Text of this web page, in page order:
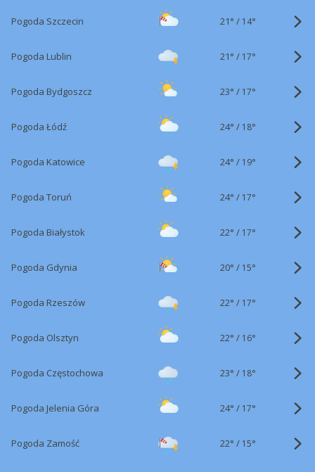
Pogoda Szczecin 21° / 14°
Pogoda Lublin 21° / 17°
Pogoda Bydgoszcz 23° / 17°
Pogoda Łódź 24° / 18°
Pogoda Katowice 24° / 19°
Pogoda Toruń 24° / 17°
Pogoda Białystok 22° / 17°
Pogoda Gdynia 20° / 15°
Pogoda Rzeszów 22° / 17°
Pogoda Olsztyn 22° / 16°
Pogoda Częstochowa 23° / 18°
Pogoda Jelenia Góra 24° / 17°
Pogoda Zamość 22° / 15°